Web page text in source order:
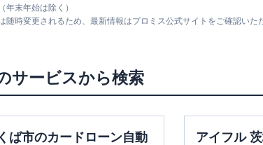
年末年始は除く）
随時変更されるため、最新情報はプロミス公式サイトをご確認いた
サービスから検索
ば市のカードローン自動
アイフル